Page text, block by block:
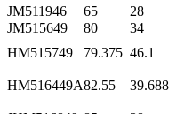
JM511946
65 28
JM515649
80 34
HM515749
79.375 46.1
HM516449A82.55 39.688